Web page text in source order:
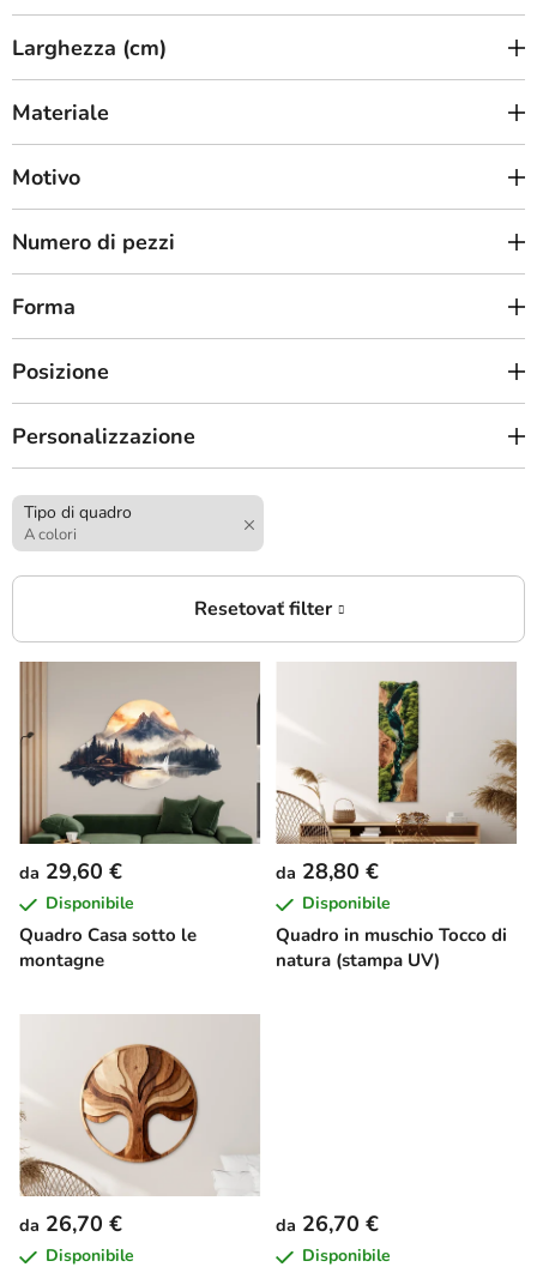
Larghezza (cm)
Materiale
Motivo
Numero di pezzi
Forma
Posizione
Personalizzazione
Tipo di quadro
A colori
E
e
o
d
e
p
o
t
t
Quadro Casa sotto le
montagne
da 29,60 €
Disponibile
Quadro in muschio Tocco di
natura (stampa UV)
da 28,80 €
Disponibile
da 26,70 €
Disponibile
da 26,70 €
Disponibile